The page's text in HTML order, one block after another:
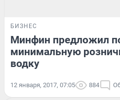
БИЗНЕС
Минфин предложил
минимальную
водку
12 января, 2017, 07:05 884